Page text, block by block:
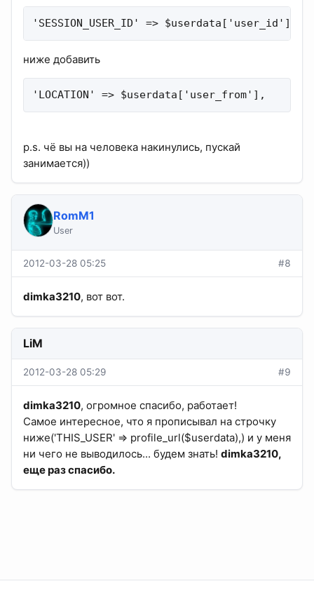
'SESSION_USER_ID' => $userdata['user_id'],
ниже добавить
'LOCATION' => $userdata['user_from'],
p.s. чё вы на человека накинулись, пускай
занимается))
RomM1
User
2012-03-28 05:25 #8
dimka3210, вот вот.
LiM
2012-03-28 05:29 #9
dimka3210, огромное спасибо, работает!
Самое интересное, что я прописывал на строчку
ниже('THIS_USER' => profile_url($userdata),) и у меня
ни чего не выводилось... будем знать! dimka3210,
еще раз спасибо.